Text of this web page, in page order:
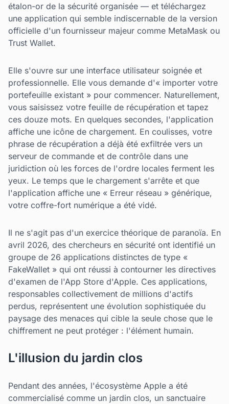
étalon-or de la sécurité organisée — et téléchargez
une application qui semble indiscernable de la version
officielle d'un fournisseur majeur comme MetaMask ou
Trust Wallet.
Elle s'ouvre sur une interface utilisateur soignée et
professionnelle. Elle vous demande d'« importer votre
portefeuille existant » pour commencer. Naturellement,
vous saisissez votre feuille de récupération et tapez
ces douze mots. En quelques secondes, l'application
affiche une icône de chargement. En coulisses, votre
phrase de récupération a déjà été exfiltrée vers un
serveur de commande et de contrôle dans une
juridiction où les forces de l'ordre locales ferment les
yeux. Le temps que le chargement s'arrête et que
l'application affiche une « Erreur réseau » générique,
votre coffre-fort numérique a été vidé.
Il ne s'agit pas d'un exercice théorique de paranoïa. En
avril 2026, des chercheurs en sécurité ont identifié un
groupe de 26 applications distinctes de type «
FakeWallet » qui ont réussi à contourner les directives
d'examen de l'App Store d'Apple. Ces applications,
responsables collectivement de millions d'actifs
perdus, représentent une évolution sophistiquée du
paysage des menaces qui cible la seule chose que le
chiffrement ne peut protéger : l'élément humain.
L'illusion du jardin clos
Pendant des années, l'écosystème Apple a été
commercialisé comme un jardin clos, un sanctuaire